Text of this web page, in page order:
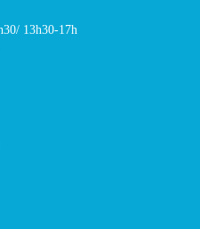
13h30-17h